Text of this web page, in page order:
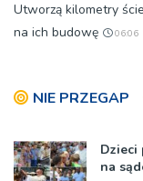
Utworzą kilometry
na ich budowę
06:06
NIE PRZEGAP
Dzieci
na